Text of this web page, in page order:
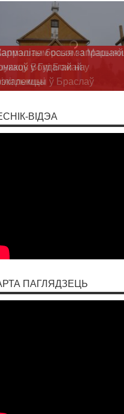
разам з Марыяй
Волі Божай у
ў Браслаў
ВІДЭА
ПАГЛЯДЗЕЦЬ